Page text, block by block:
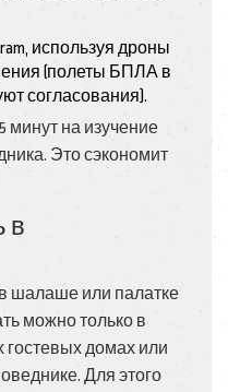
используя дроны
(полеты БПЛА в
согласования).
минут на изучение
Это сэкономит
в
шалаше или палатке
можно только в
домах или
Для этого